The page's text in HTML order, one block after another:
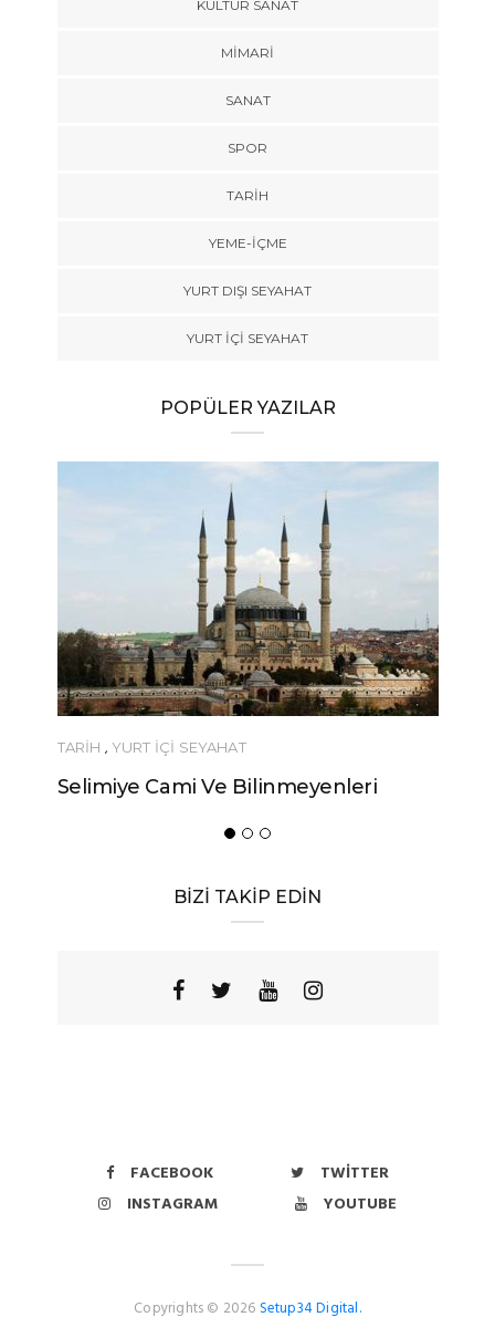
KÜLTÜR SANAT
MIMARI
SANAT
SPOR
TARİH
YEME-İÇME
YURT DIŞI SEYAHAT
YURT İÇİ SEYAHAT
POPÜLER YAZILAR
TARİH , YURT İÇİ SEYAHAT
Selimiye Cami Ve Bilinmeyenleri
BİZİ TAKİP EDİN
FACEBOOK
TWITTER
INSTAGRAM
YOUTUBE
Copyrights © 2026 Setup34 Digital.